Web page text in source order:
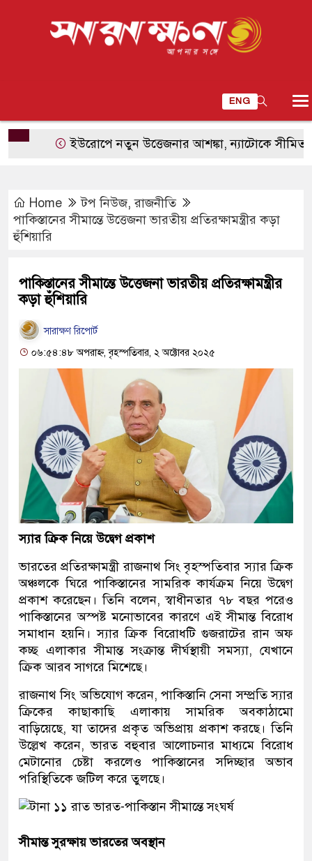
ENG
ইউরোপে নতুন উত্তেজনার আশঙ্কা, ন্যাটোকে সীমিত
Home টপ নিউজ,রাজনীতি
পাকিস্তানের সীমান্তে উত্তেজনা ভারতীয় প্রতিরক্ষামন্ত্রীর কড়া
হুঁশিয়ারি
পাকিস্তানের সীমান্তে উত্তেজনা ভারতীয় প্রতিরক্ষামন্ত্রীর
কড়া হুঁশিয়ারি
সারাক্ষণ রিপোর্ট
০৬:৫৪:৪৮ অপরাহ্ন, বৃহস্পতিবার, ২ অক্টোবর ২০২৫
স্যার ক্রিক নিয়ে উদ্বেগ প্রকাশ
ভারতের প্রতিরক্ষামন্ত্রী রাজনাথ সিং বৃহস্পতিবার স্যার ক্রিক
অঞ্চলকে ঘিরে পাকিস্তানের সামরিক কার্যক্রম নিয়ে উদ্বেগ
প্রকাশ করেছেন। তিনি বলেন, স্বাধীনতার ৭৮ বছর পরেও
পাকিস্তানের অস্পষ্ট মনোভাবের কারণে এই সীমান্ত বিরোধ
সমাধান হয়নি। স্যার ক্রিক বিরোধটি গুজরাটের রান অফ
কচ্ছ এলাকার সীমান্ত সংক্রান্ত দীর্ঘস্থায়ী সমস্যা, যেখানে
ক্রিক আরব সাগরে মিশেছে।
রাজনাথ সিং অভিযোগ করেন, পাকিস্তানি সেনা সম্প্রতি স্যার
ক্রিকের কাছাকাছি এলাকায় সামরিক অবকাঠামো
বাড়িয়েছে, যা তাদের প্রকৃত অভিপ্রায় প্রকাশ করছে। তিনি
উল্লেখ করেন, ভারত বহুবার আলোচনার মাধ্যমে বিরোধ
মেটানোর চেষ্টা করলেও পাকিস্তানের সদিচ্ছার অভাব
পরিস্থিতিকে জটিল করে তুলছে।
সীমান্ত সুরক্ষায় ভারতের অবস্থান